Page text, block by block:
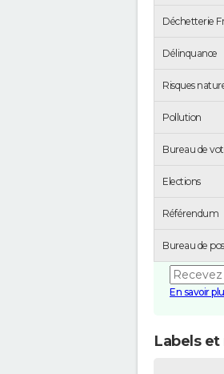
Déchetterie
Délinquance
Risques
Pollution
Bureau de
Elections
Référendum
Bureau de
En savoir
Labels